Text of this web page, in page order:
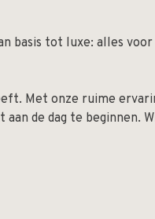
basis tot luxe: alles
Met onze ruime
de dag te beginnen.